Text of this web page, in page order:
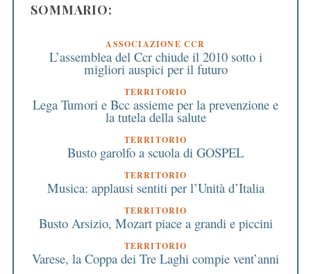
SOMMARIO:
ASSOCIAZIONE CCR
L’assemblea del Ccr chiude il 2010 sotto i
migliori auspici per il futuro
TERRITORIO
Lega Tumori e Bcc assieme per la prevenzione e
la tutela della salute
TERRITORIO
Busto garolfo a scuola di GOSPEL
TERRITORIO
Musica: applausi sentiti per l’Unità d’Italia
TERRITORIO
Busto Arsizio, Mozart piace a grandi e piccini
TERRITORIO
Varese, la Coppa dei Tre Laghi compie vent’anni